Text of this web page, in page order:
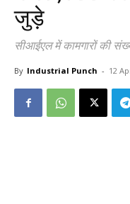
जुड़े
सीआईएल में कामगारों की
By Industrial Punch - 12